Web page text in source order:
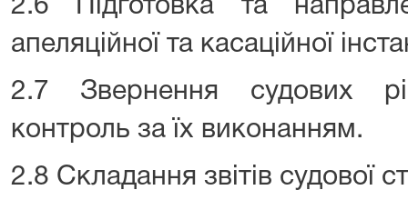
2.6 Підготовка та
апеляційної та касаційної
2.7 Звернення судових
контроль за їх виконанням.
2.8 Складання звітів судової